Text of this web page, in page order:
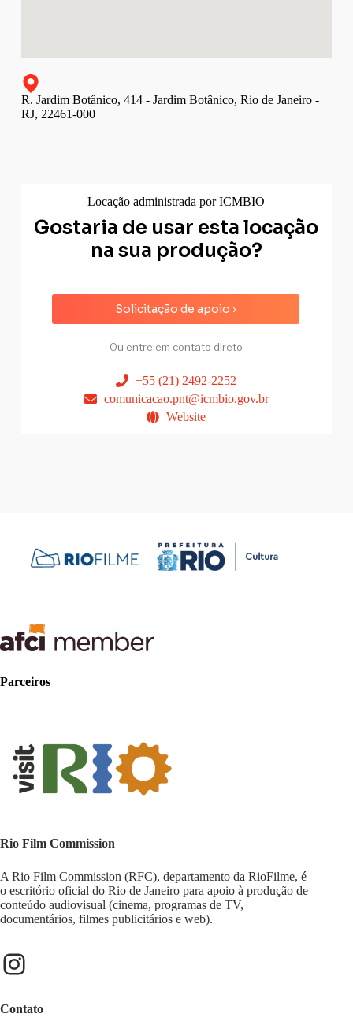
R. Jardim Botânico, 414 - Jardim Botânico, Rio de Janeiro -
RJ, 22461-000
Locação administrada por ICMBIO
Gostaria de usar esta locação
na sua produção?
Solicitação de apoio ›
Ou entre em contato direto
+55 (21) 2492-2252
comunicacao.pnt@icmbio.gov.br
Website
Parceiros
Rio Film Commission
A Rio Film Commission (RFC), departamento da RioFilme, é
o escritório oficial do Rio de Janeiro para apoio à produção de
conteúdo audiovisual (cinema, programas de TV,
documentários, filmes publicitários e web).
Contato